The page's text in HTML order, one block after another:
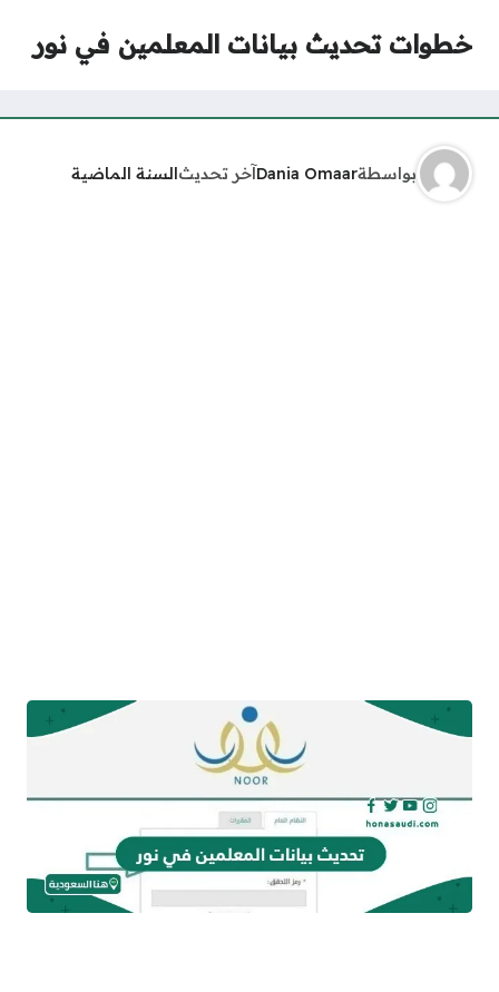
خطوات تحديث بيانات المعلمين في نور
بواسطةDania Omaarآخر تحديثالسنة الماضية